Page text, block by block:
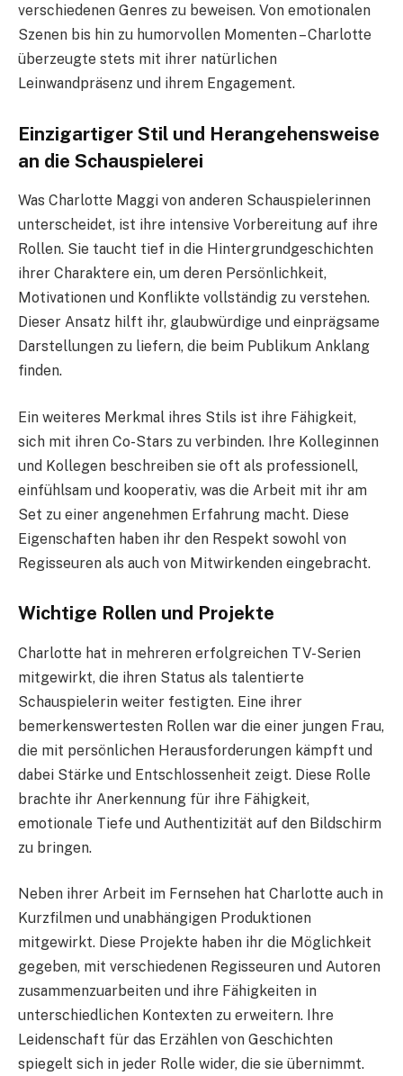
verschiedenen Genres zu beweisen. Von emotionalen
Szenen bis hin zu humorvollen Momenten – Charlotte
überzeugte stets mit ihrer natürlichen
Leinwandpräsenz und ihrem Engagement.
Einzigartiger Stil und Herangehensweise
an die Schauspielerei
Was Charlotte Maggi von anderen Schauspielerinnen
unterscheidet, ist ihre intensive Vorbereitung auf ihre
Rollen. Sie taucht tief in die Hintergrundgeschichten
ihrer Charaktere ein, um deren Persönlichkeit,
Motivationen und Konflikte vollständig zu verstehen.
Dieser Ansatz hilft ihr, glaubwürdige und einprägsame
Darstellungen zu liefern, die beim Publikum Anklang
finden.
Ein weiteres Merkmal ihres Stils ist ihre Fähigkeit,
sich mit ihren Co-Stars zu verbinden. Ihre Kolleginnen
und Kollegen beschreiben sie oft als professionell,
einfühlsam und kooperativ, was die Arbeit mit ihr am
Set zu einer angenehmen Erfahrung macht. Diese
Eigenschaften haben ihr den Respekt sowohl von
Regisseuren als auch von Mitwirkenden eingebracht.
Wichtige Rollen und Projekte
Charlotte hat in mehreren erfolgreichen TV-Serien
mitgewirkt, die ihren Status als talentierte
Schauspielerin weiter festigten. Eine ihrer
bemerkenswertesten Rollen war die einer jungen Frau,
die mit persönlichen Herausforderungen kämpft und
dabei Stärke und Entschlossenheit zeigt. Diese Rolle
brachte ihr Anerkennung für ihre Fähigkeit,
emotionale Tiefe und Authentizität auf den Bildschirm
zu bringen.
Neben ihrer Arbeit im Fernsehen hat Charlotte auch in
Kurzfilmen und unabhängigen Produktionen
mitgewirkt. Diese Projekte haben ihr die Möglichkeit
gegeben, mit verschiedenen Regisseuren und Autoren
zusammenzuarbeiten und ihre Fähigkeiten in
unterschiedlichen Kontexten zu erweitern. Ihre
Leidenschaft für das Erzählen von Geschichten
spiegelt sich in jeder Rolle wider, die sie übernimmt.